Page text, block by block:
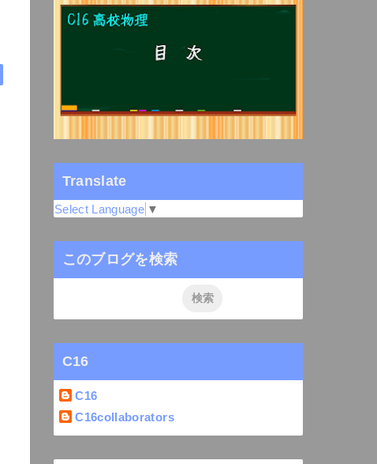
Translate
Select Language ▼
このブログを検索
C16
C16
C16collaborators